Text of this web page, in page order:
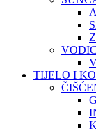
TIJELO I